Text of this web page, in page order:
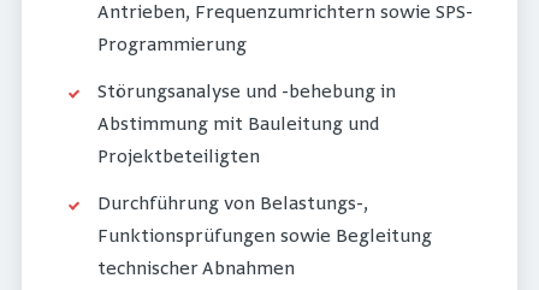
Antrieben, Frequenzumrichtern sowie SPS-
Programmierung
Störungsanalyse und -behebung in
Abstimmung mit Bauleitung und
Projektbeteiligten
Durchführung von Belastungs-,
Funktionsprüfungen sowie Begleitung
technischer Abnahmen